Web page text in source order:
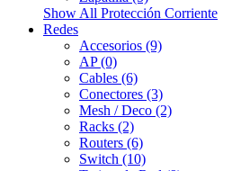
Show All Protección Corriente
Redes
Accesorios (9)
AP (0)
Cables (6)
Conectores (3)
Mesh / Deco (2)
Racks (2)
Routers (6)
Switch (10)